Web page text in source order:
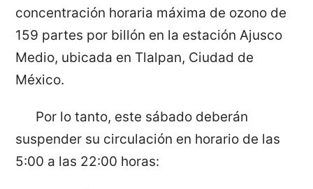
concentración horaria máxima de ozono de
159 partes por billón en la estación Ajusco
Medio, ubicada en Tlalpan, Ciudad de
México.
Por lo tanto, este sábado deberán
suspender su circulación en horario de las
5:00 a las 22:00 horas: